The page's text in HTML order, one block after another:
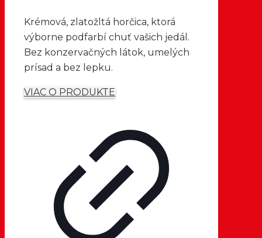
Krémová, zlatožltá horčica, ktorá
výborne podfarbí chuť vašich jedál.
Bez konzervačných látok, umelých
prísad a bez lepku.
VIAC O PRODUKTE